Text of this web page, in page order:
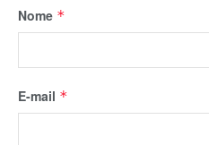
Nome *
E-mail *